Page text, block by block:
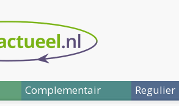
Complementair Regulier